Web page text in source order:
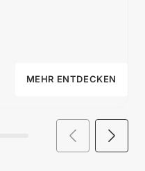
MEHR ENTDECKEN